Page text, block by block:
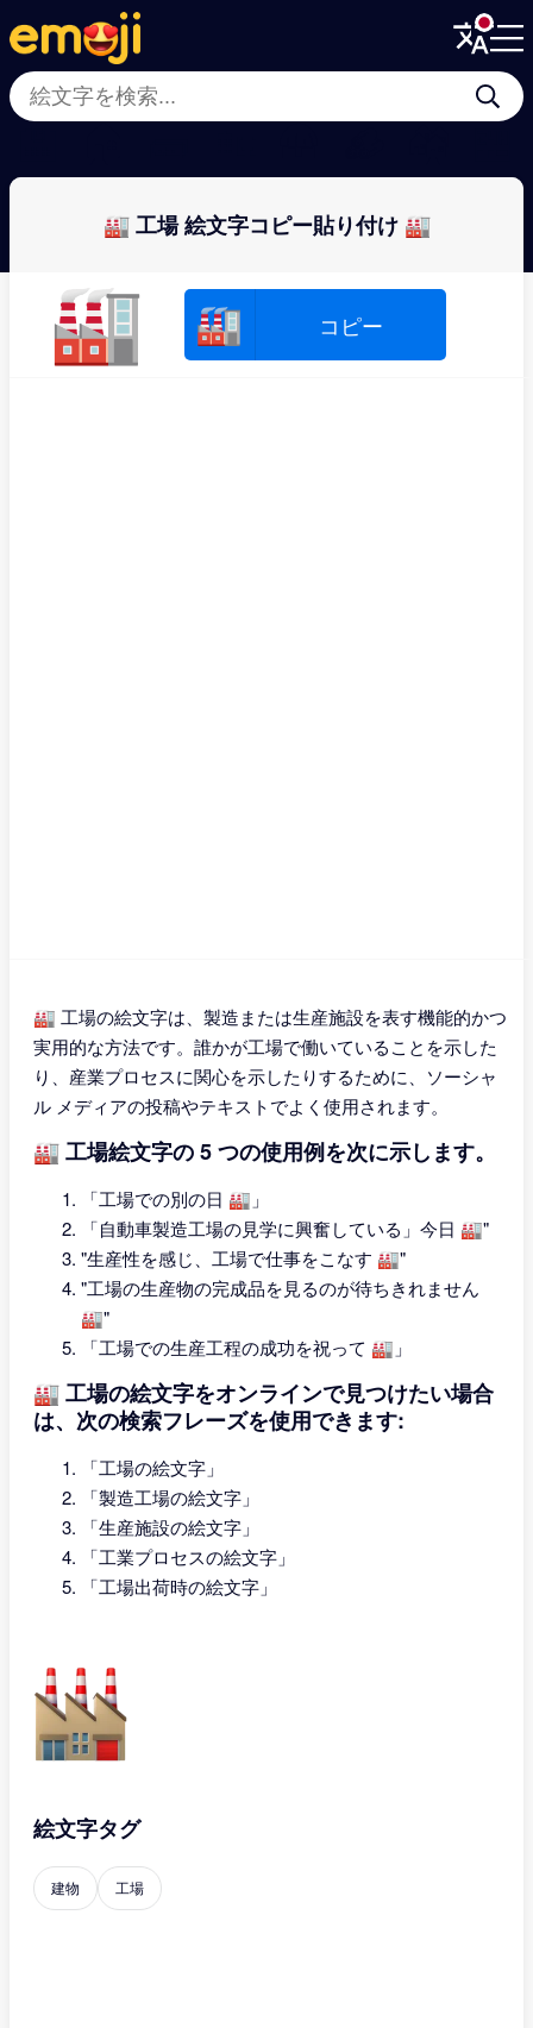
Menu
Close
Menu
Close
🏭 工場 絵文字コピー貼り付け 🏭
🏭 🏭 コピー
🏭 工場の絵文字は、製造または生産施設を表す機能的かつ
実用的な方法です。誰かが工場で働いていることを示した
り、産業プロセスに関心を示したりするために、ソーシャ
ル メディアの投稿やテキストでよく使用されます。
🏭 工場絵文字の 5 つの使用例を次に示します。
「工場での別の日 🏭」
「自動車製造工場の見学に興奮している」今日 🏭"
"生産性を感じ、工場で仕事をこなす 🏭"
"工場の生産物の完成品を見るのが待ちきれません
🏭"
「工場での生産工程の成功を祝って 🏭」
🏭 工場の絵文字をオンラインで見つけたい場合
は、次の検索フレーズを使用できます:
「工場の絵文字」
「製造工場の絵文字」
「生産施設の絵文字」
「工業プロセスの絵文字」
「工場出荷時の絵文字」
絵文字タグ
建物 工場